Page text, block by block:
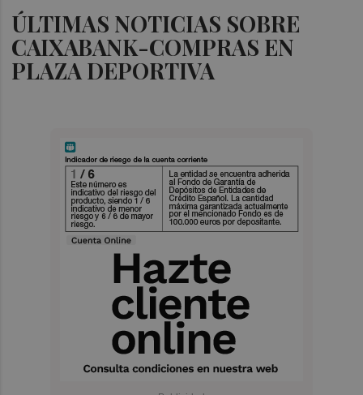
ÚLTIMAS NOTICIAS SOBRE
CAIXABANK-COMPRAS EN
PLAZA DEPORTIVA